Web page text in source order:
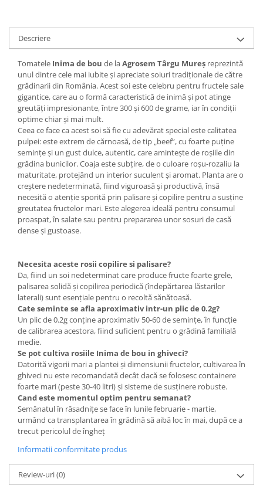
Araci/ Suporti plante
Candele / Rezerve / Lumanari
Carabine/ carlige
Diverse casa si gradina
Diverse depozitare
Echipament protectie gradina
Fir/Ata de legat
Foarfeci
Furtun / banda / tub
Motofierastrau / Drujba
Pila motofierastrau / drujba
Plasa de umbrire
Plase plante
Pompa de apa curata/murdara
Pompa de stropit
Raticide
Saci
Spray si intretinere
Vinificatie
Lichidare STOC
Produse Bricolaj
Acumulatori si Incarcatoare
Baros / Ciocan / Topor
Burghie
Descriere
Tomatele Inima de bou de laAgrosem Târgu Mureș reprezintă
unul dintre cele mai iubite și apreciate soiuri tradiționale de către
grădinarii din România. Acest soi este celebru pentru fructele sale
gigantice, care au o formă caracteristică de inimă și pot atinge
greutăți impresionante, între 300 și 600 de grame, iar în condiții
optime chiar și mai mult.
Ceea ce face ca acest soi să fie cu adevărat special este calitatea
pulpei: este extrem de cărnoasă, de tip „beef”, cu foarte puține
semințe și un gust dulce, autentic, care amintește de roșiile din
grădina bunicilor. Coaja este subțire, de o culoare roșu-rozaliu la
maturitate, protejând un interior suculent și aromat. Planta are o
creștere nedeterminată, fiind viguroasă și productivă, însă
necesită o atenție sporită prin palisare și copilire pentru a susține
greutatea fructelor mari. Este alegerea ideală pentru consumul
proaspat, în salate sau pentru prepararea unor sosuri de casă
dense și gustoase.
Necesita aceste rosii copilire si palisare?
Da, fiind un soi nedeterminat care produce fructe foarte grele,
palisarea solidă și copilirea periodică (îndepărtarea lăstarilor
laterali) sunt esențiale pentru o recoltă sănătoasă.
Cate seminte se afla aproximativ intr-un plic de 0.2g?
Un plic de 0.2g conține aproximativ 50-60 de semințe, în funcție
de calibrarea acestora, fiind suficient pentru o grădină familială
medie.
Se pot cultiva rosiile Inima de bou in ghiveci?
Datorită vigorii mari a plantei și dimensiunii fructelor, cultivarea în
ghiveci nu este recomandată decât dacă se folosesc containere
foarte mari (peste 30-40 litri) și sisteme de susținere robuste.
Cand este momentul optim pentru semanat?
Semănatul în răsadnițe se face în lunile februarie - martie,
urmând ca transplantarea în grădină să aibă loc în mai, după ce a
trecut pericolul de îngheț
Informatii conformitate produs
Review-uri(0)